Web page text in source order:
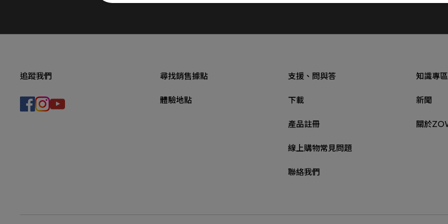
追蹤我們 尋找銷售據點
體驗地點
支援、問與答
下載
產品註冊
線上購物常見問題
聯絡我們
知識專區
新聞
關於